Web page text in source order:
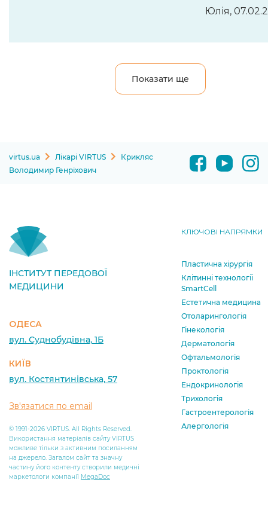
Юлія,
Показати ще
virtus.ua Лікарі VIRTUS
Крикляс
Володимир Генріхович
ІНСТИТУТ ПЕРЕДОВОЇ
МЕДИЦИНИ
ОДЕСА
вул. Суднобудівна, 1Б
КИЇВ
вул. Костянтинівська, 57
Зв'язатися по email
© 1991-2026 VIRTUS. All Rights Reserved.
Використання матеріалів сайту VIRTUS
можливе тільки з активним посиланням
на джерело. Загалом сайт та значну
частину його контенту створили медичні
маркетологи компанії MegaDoc
КЛЮЧОВІ НАПРЯМКИ
Пластична хірургія
Клітинні технології
SmartCell
Естетична медицина
Отоларингологія
Гінекологія
Дерматологія
Офтальмологія
Проктологія
Ендокринологія
Трихологія
Гастроентерологія
Алергологія